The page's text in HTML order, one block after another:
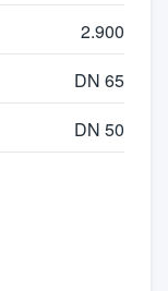
2.900
DN 65
DN 50